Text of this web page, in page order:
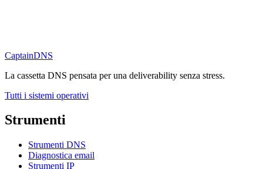
CaptainDNS
La cassetta DNS pensata per una deliverability senza stress.
Tutti i sistemi operativi
Strumenti
Strumenti DNS
Diagnostica email
Strumenti IP